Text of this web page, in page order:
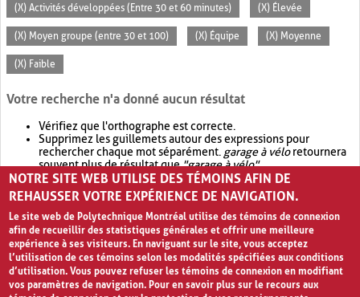
(X) Activités développées (Entre 30 et 60 minutes) (X) Élevée
(X) Moyen groupe (entre 30 et 100) (X) Équipe (X) Moyenne
(X) Faible
Votre recherche n'a donné aucun résultat
Vérifiez que l'orthographe est correcte.
Supprimez les guillemets autour des expressions pour
rechercher chaque mot séparément. garage à véloretournera
souvent plus de résultat que"garage à vélo".
Envisagez d'élargir votre recherche avec OR.garage OR vélo
retournera souvent plus de résultat quegarage à vélo
NOTRE SITE WEB UTILISE DES TÉMOINS AFIN DE
REHAUSSER VOTRE EXPÉRIENCE DE NAVIGATION.
Le site web de Polytechnique Montréal utilise des témoins de connexion
afin de recueillir des statistiques générales et offrir une meilleure
expérience à ses visiteurs. En naviguant sur le site, vous acceptez
l’utilisation de ces témoins selon les modalités spécifiées aux conditions
d’utilisation. Vous pouvez refuser les témoins de connexion en modifiant
vos paramètres de navigation. Pour en savoir plus sur le recours aux